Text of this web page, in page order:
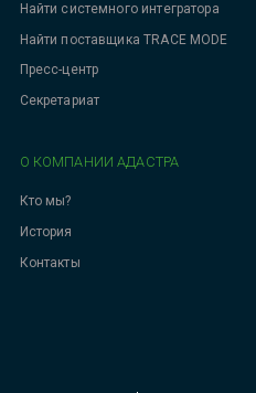
Найти системного интегратора
Найти поставщика TRACE MODE
Пресс-центр
Секретариат
О КОМПАНИИ АДАСТРА
Кто мы?
История
Контакты